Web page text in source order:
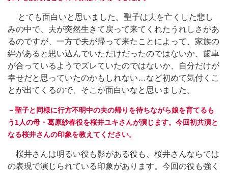
とても面白いと思いました。聖子は夫を亡くした悲し
みの中で、夫が突然生きて戻って来てくれたうれしさがあ
るのですが、一方で夫が帰って来たことによって、家族の
絆があると思い込んでいただけだったのではないか、歯車
が合っているようでズレていたのではないか、自分だけが
幸せだと思っていたのかもしれない…など初めて気付くこ
とが出てくるので、そこが面白いなと思いました。
－聖子と同様に行方不明中の夫の帰りを待ちながら娘を育てるも
う1人の母・葛原紗春役を桜井ユキさんが演じます。今回初共演と
なる桜井さんの印象を教えてください。
桜井さんは明るい役も影がある役も、桜井さんならでは
の表現で演じられている印象があります。今回の役も強く